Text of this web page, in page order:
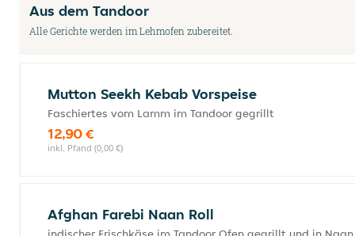
Aus dem Tandoor
Alle Gerichte werden im Lehmofen zubereitet.
Mutton Seekh Kebab Vorspeise
Faschiertes vom Lamm im Tandoor gegrillt
12,90 €
inkl. Pfand (0,00 €)
Afghan Farebi Naan Roll